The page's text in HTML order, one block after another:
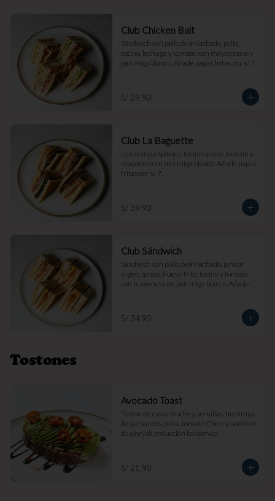
Club Chicken Balt
Sándwich con pollo deshilachado, palta,
tocino, lechuga y tomate, con mayonesa en
pan miga blanco. Añade papas fritas por s/ 7.
S/ 29.90
Club La Baguette
Lomo fino, espinaca, tocino, queso, tomate y
mayonesa en pan miga blanco. Añade papas
fritas por s/ 7.
S/ 39.90
Club Sándwich
Sándwich con pollo deshilachado, jamón
inglés, queso, huevo frito, tocino y tomate,
con mayonesa en pan miga blanco. Añade
S/ 34.90
Tostones
Avocado Toast
Tostón de masa madre y semillas, hummus
de garbanzos, palta, tomate Cherry, semillas
de ajonjolí, reducción balsámica.
S/ 21.90